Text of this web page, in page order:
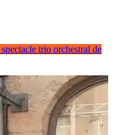
trio orchestral de